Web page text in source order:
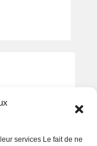
services Le fait de ne